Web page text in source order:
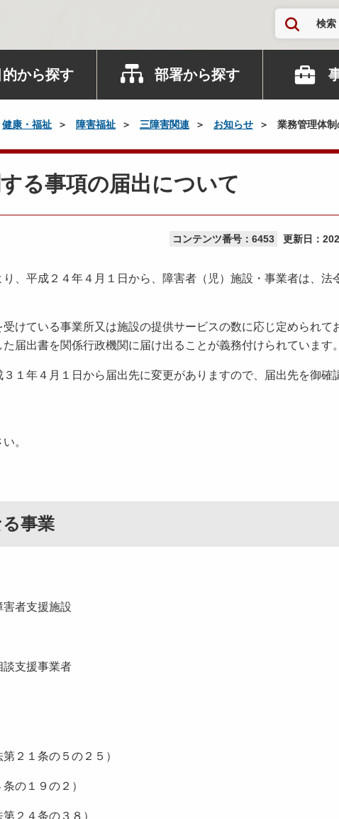
検索
的から探す 部署から探す
健康・福祉 障害福祉 三障害関連 お知らせ 業務管理体
る事項の届出について
コンテンツ番号：6453 更新日：
、平成２４年４月１日から、障害者（児）施設・事業者は、法
けている事業所又は施設の提供サービスの数に応じ定められて
届出書を関係行政機関に届け出ることが義務付けられています。
１年４月１日から届出先に変更がありますので、届出先を御確
。
事業
害者支援施設
談支援事業者
２１条の５の２５）
の１９の２）
２４条の３８）